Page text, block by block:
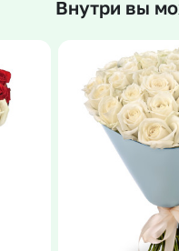
Сухоцветы
Внутри вы